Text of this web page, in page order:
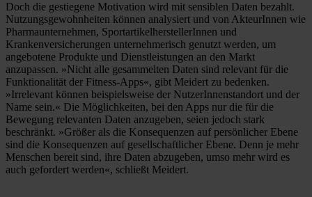
Doch die gestiegene Motivation wird mit sensiblen Daten bezahlt.
Nutzungsgewohnheiten können analysiert und von AkteurInnen wie
Pharmaunternehmen, SportartikelherstellerInnen und
Krankenversicherungen unternehmerisch genutzt werden, um
angebotene Produkte und Dienstleistungen an den Markt
anzupassen. »Nicht alle gesammelten Daten sind relevant für die
Funktionalität der Fitness-Apps«, gibt Meidert zu bedenken.
»Irrelevant können beispielsweise der NutzerInnenstandort und der
Name sein.« Die Möglichkeiten, bei den Apps nur die für die
Bewegung relevanten Daten anzugeben, seien jedoch stark
beschränkt. »Größer als die Konsequenzen auf persönlicher Ebene
sind die Konsequenzen auf gesellschaftlicher Ebene. Denn je mehr
Menschen bereit sind, ihre Daten abzugeben, umso mehr wird es
auch gefordert werden«, schließt Meidert.